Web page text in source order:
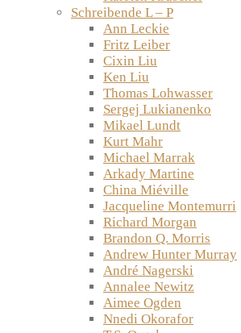
Schreibende L – P
Ann Leckie
Fritz Leiber
Cixin Liu
Ken Liu
Thomas Lohwasser
Sergej Lukianenko
Mikael Lundt
Kurt Mahr
Michael Marrak
Arkady Martine
China Miéville
Jacqueline Montemurri
Richard Morgan
Brandon Q. Morris
Andrew Hunter Murray
André Nagerski
Annalee Newitz
Aimee Ogden
Nnedi Okorafor